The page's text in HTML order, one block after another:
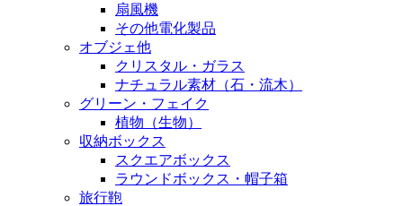
扇風機
その他電化製品
オブジェ他
クリスタル・ガラス
ナチュラル素材（石・流木）
グリーン・フェイク
植物（生物）
収納ボックス
スクエアボックス
ラウンドボックス・帽子箱
旅行鞄